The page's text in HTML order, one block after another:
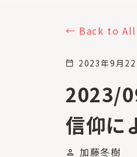
Back to All
calendar_today 2023年9月22
2023/
信仰に
person 加藤冬樹